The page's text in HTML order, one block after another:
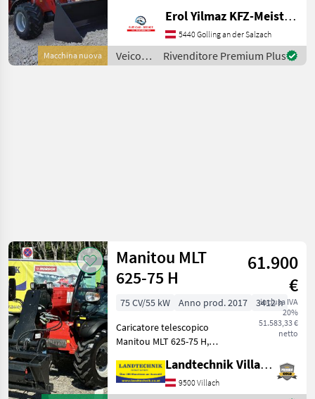
Macchina nuova
Zusatzgarantie bis zu 4j.
möglich. Gerät ist sofort
verfügbar. Wir verkaufen
einen neuen, top
Erol Yilmaz KFZ-Meisterbetrieb
5440 Golling an der Salzach
Veicoli
agricoli
Rivenditore Premium Plus
Manitou MLT
625-75 H
61.900
€
inclusa IVA
20%
51.583,33 €
netto
75 CV/55 kW Anno prod. 2017
3412 h
Caricatore telescopico
Manitou MLT 625-75 H,
altezza di sollevamento 6
m, capacità di
Landtechnik Villach GmbH
9500 Villach